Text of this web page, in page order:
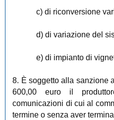
c) di riconversione
d) di variazione del
e) di impianto di
8. È soggetto alla sanzione
600,00 euro il
comunicazioni di cui al
termine o senza aver